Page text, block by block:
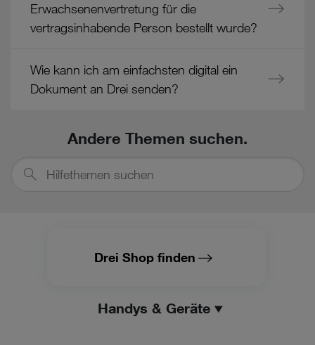
Erwachsenenvertretung für die
vertragsinhabende Person bestellt wurde?
Wie kann ich am einfachsten digital ein
Dokument an Drei senden?
Andere Themen suchen.
suchen
Drei Shop finden
Handys & Geräte